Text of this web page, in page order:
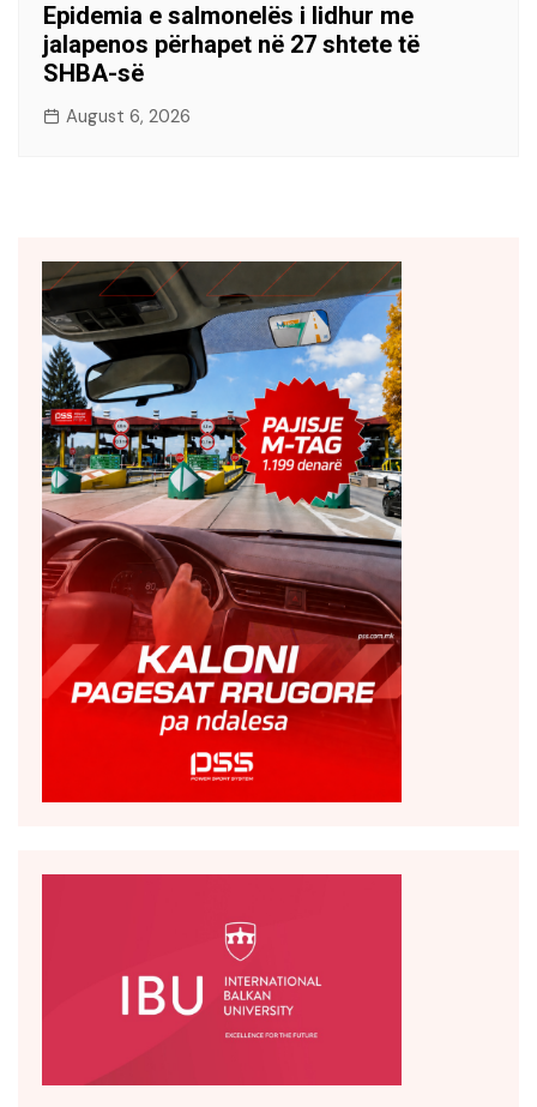
Epidemia e salmonelës i lidhur me
jalapenos përhapet në 27 shtete të
SHBA-së
August 6, 2026